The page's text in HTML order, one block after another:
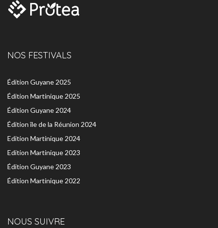
NOS FESTIVALS
Édition Guyane 2025
Édition Martinique 2025
Édition Guyane 2024
Édition île de la Réunion 2024
Edition Martinique 2024
Edition Martinique 2023
Édition Guyane 2023
Édition Martinique 2022
NOUS SUIVRE